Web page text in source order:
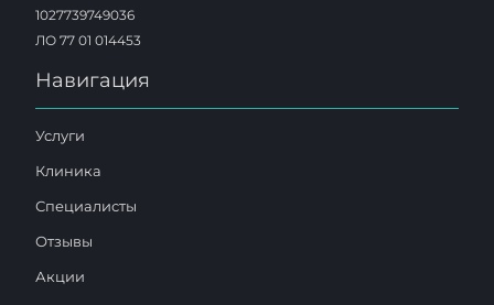
1027739749036
ЛО 77 01 014453
Навигация
Услуги
Клиника
Специалисты
Отзывы
Акции